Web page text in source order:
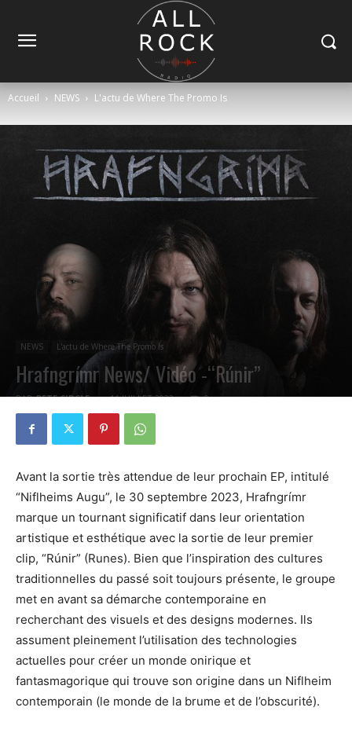
Accueil NEWS L'actu de Where The Promo Is
NEWS L'actu de Where The Promo Is
Hrafngrímr News/ Vidéo -“Rúnir”
PAR PETE CIRCLE 11 JUILLET 2023 0
Avant la sortie très attendue de leur prochain EP, intitulé
“Niflheims Augu”, le 30 septembre 2023, Hrafngrímr
marque un tournant significatif dans leur orientation
artistique et esthétique avec la sortie de leur premier
clip, “Rúnir” (Runes). Bien que l’inspiration des cultures
traditionnelles du passé soit toujours présente, le groupe
met en avant sa démarche contemporaine en
recherchant des visuels et des designs modernes. Ils
assument pleinement l’utilisation des technologies
actuelles pour créer un monde onirique et
fantasmagorique qui trouve son origine dans un Niflheim
contemporain (le monde de la brume et de l’obscurité).